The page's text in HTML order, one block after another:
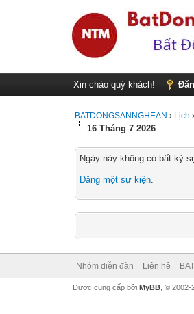
Xin chào quý khách!
BATDONGSANNGHEAN › Lịch ›
16 Tháng 7 2026
Ngày này không có bất kỳ
Đăng một sự kiện.
Nhóm diễn đàn Liên hệ
Được cung cấp bởi MyBB, © 2002-